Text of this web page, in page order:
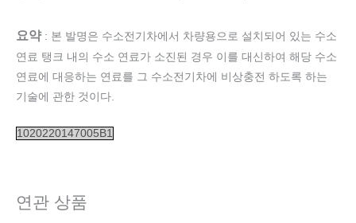
요약 : 본 발명은 수소전기차에서 차량용으로 설치되어 있는 수소
연료 탱크 내의 수소 연료가 소진된 경우 이를 대신하여 해당 수소
연료에 대응하는 연료를 그 수소전기차에 비상충전 하도록 하는
기술에 관한 것이다.
1020220147005B1
연관 상품